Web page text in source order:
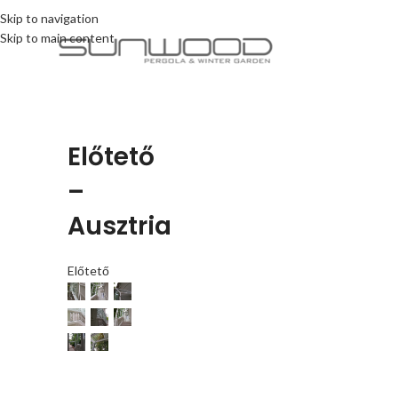
Skip to navigation
Skip to main content
Előtető
–
Ausztria
Előtető